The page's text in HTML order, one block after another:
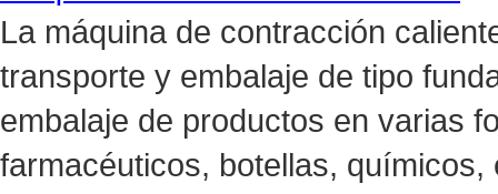
La máquina de contracción
transporte y embalaje de tipo
embalaje de productos en varias
farmacéuticos, botellas,